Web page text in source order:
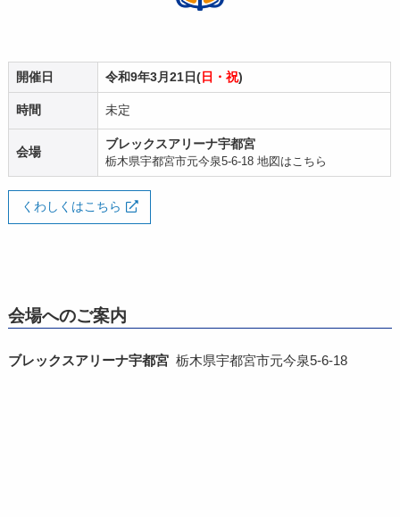
開催日 令和9年3月21日(日・祝)
時間 未定
会場
ブレックスアリーナ宇都宮
栃木県宇都宮市元今泉5-6-18 地図はこちら
くわしくはこちら
会場へのご案内
ブレックスアリーナ宇都宮 栃木県宇都宮市元今泉5-6-18